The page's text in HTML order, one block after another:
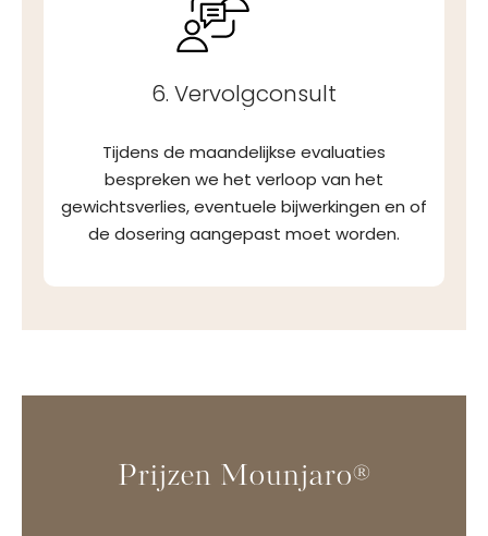
6. Vervolgconsult
.
Tijdens de maandelijkse evaluaties
bespreken we het verloop van het
gewichtsverlies, eventuele bijwerkingen en of
de dosering aangepast moet worden.
Prijzen Mounjaro®